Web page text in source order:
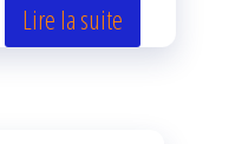
Lire la suite